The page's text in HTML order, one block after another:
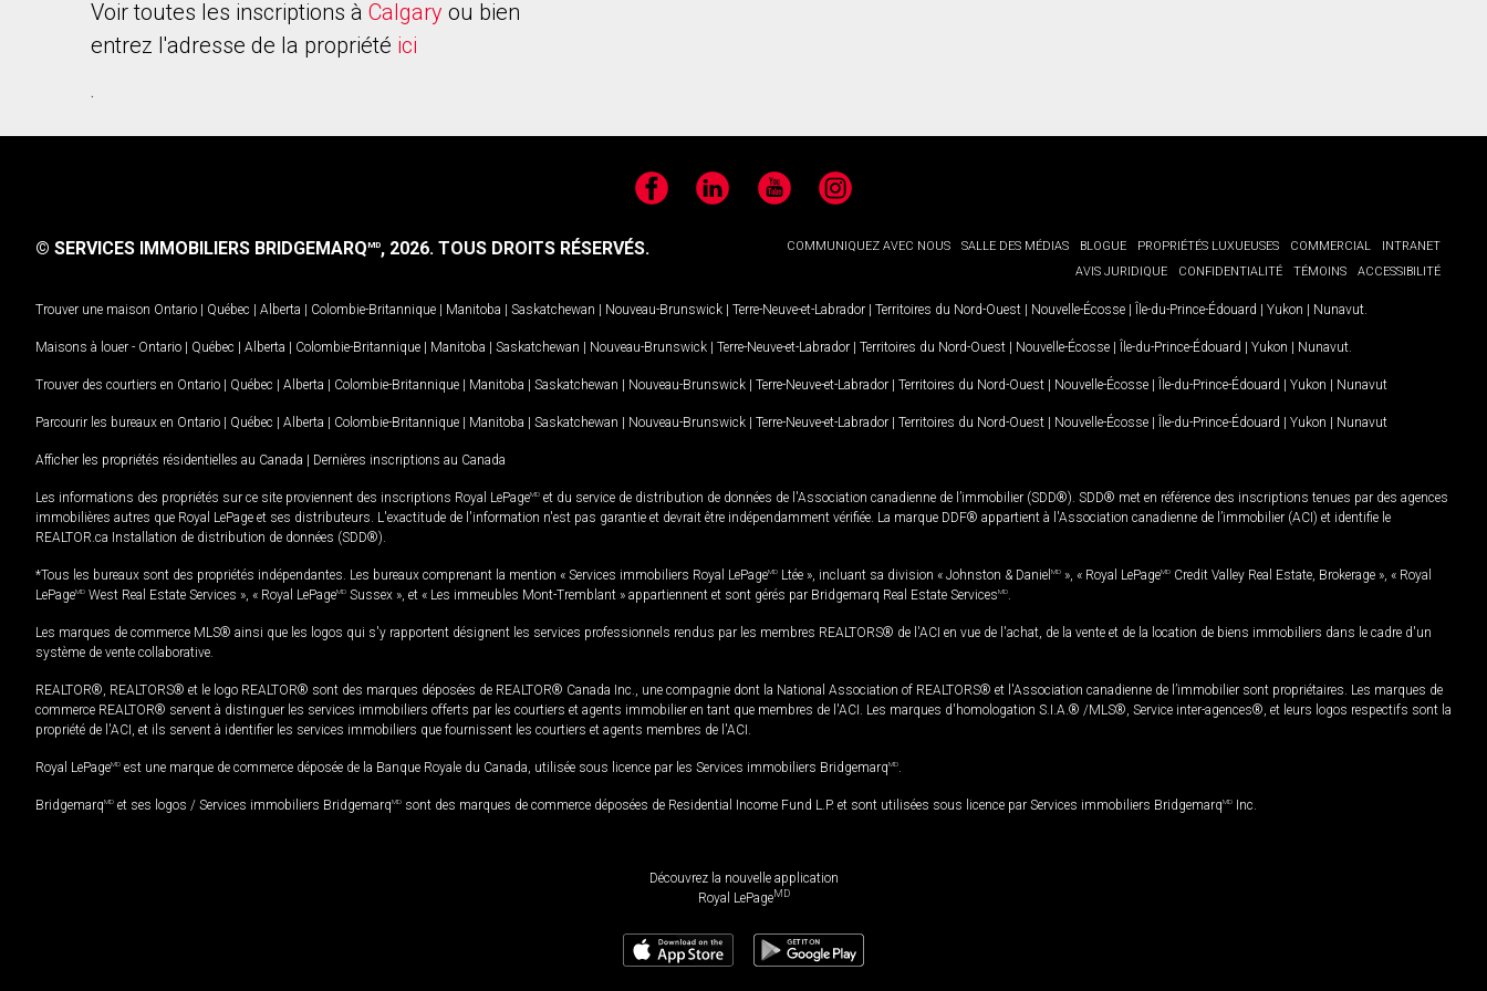
Voir toutes les inscriptions à Calgary ou bien
entrez l'adresse de la propriété ici
.
FacebookLinkedIn YouTubeInstagram
COMMUNIQUEZ AVEC NOUS SALLE DES MÉDIAS BLOGUE PROPRIÉTÉS LUXUEUSES COMMERCIAL
INTRANET
AVIS JURIDIQUE
CONFIDENTIALITÉ TÉMOINS ACCESSIBILITÉ
© SERVICES IMMOBILIERS BRIDGEMARQMD, 2026. TOUS DROITS RÉSERVÉS.
Trouver une maison Ontario | Québec | Alberta | Colombie-Britannique | Manitoba | Saskatchewan | Nouveau-Brunswick | Terre-Neuve-et-Labrador | Territoires du Nord-Ouest | Nouvelle-Écosse | Île-du-Prince-Édouard | Yukon | Nunavut
Maisons à louer - Ontario | Québec | Alberta | Colombie-Britannique | Manitoba | Saskatchewan | Nouveau-Brunswick | Terre-Neuve-et-Labrador | Territoires du Nord-Ouest | Nouvelle-Écosse | Île-du-Prince-Édouard | Yukon | Nunavut
Trouver des courtiers en Ontario | Québec | Alberta | Colombie-Britannique | Manitoba | Saskatchewan | Nouveau-Brunswick | Terre-Neuve-et-Labrador | Territoires du Nord-Ouest | Nouvelle-Écosse | Île-du-Prince-Édouard | Yukon | Nunavut
Parcourir les bureaux en Ontario | Québec | Alberta | Colombie-Britannique | Manitoba | Saskatchewan | Nouveau-Brunswick | Terre-Neuve-et-Labrador | Territoires du Nord-Ouest | Nouvelle-Écosse | Île-du-Prince-Édouard | Yukon | Nunavut
Afficher les propriétés résidentielles au Canada | Dernières inscriptions au Canada
Les informations des propriétés sur ce site proviennent des inscriptions Royal LePageMD et du service de distribution de données de l'Association canadienne de l’immobilier (SDD®). SDD® met en référence des inscriptions tenues par des agences
immobilières autres que Royal LePage et ses distributeurs. L'exactitude de l'information n'est pas garantie et devrait être indépendamment vérifiée. La marque DDF® appartient à l'Association canadienne de l’immobilier (ACI) et identifie le
REALTOR.ca Installation de distribution de données (SDD®).
*Tous les bureaux sont des propriétés indépendantes. Les bureaux comprenant la mention « Services immobiliers Royal LePageMD Ltée », incluant sa division « Johnston & Daniel MD », « Royal LePageMD Credit Valley Real Estate, Brokerage », « Royal
LePageMD West Real Estate Services », « Royal LePageMD Sussex », et « Les immeubles Mont-Tremblant » appartiennent et sont gérés par Bridgemarq Real Estate ServicesMD
Les marques de commerce MLS® ainsi que les logos qui s'y rapportent désignent les services professionnels rendus par les membres REALTORS® de l'ACI en vue de l'achat, de la vente et de la location de biens immobiliers dans le cadre d'un
système de vente collaborative.
REALTOR®, REALTORS® et le logo REALTOR® sont des marques déposées de REALTOR® Canada Inc., une compagnie dont la National Association of REALTORS® et l'Association canadienne de l’immobilier sont propriétaires. Les marques de
commerce REALTOR® servent à distinguer les services immobiliers offerts par les courtiers et agents immobilier en tant que membres de l'ACI. Les marques d'homologation S.I.A.® /MLS®, Service inter-agences®, et leurs logos respectifs sont la
propriété de l'ACI, et ils servent à identifier les services immobiliers que fournissent les courtiers et agents membres de l'ACI.
Royal LePageMD est une marque de commerce déposée de la Banque Royale du Canada, utilisée sous licence par les Services immobiliers BridgemarqMD
BridgemarqMD et ses logos / Services immobiliers BridgemarqMD sont des marques de commerce déposées de Residential Income Fund L.P. et sont utilisées sous licence par Services immobiliers BridgemarqMD Inc.
Découvrez la nouvelle application
Royal LePageMD